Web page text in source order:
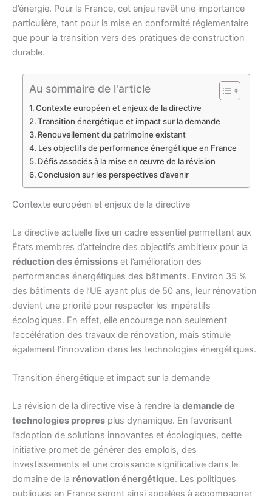
d’énergie. Pour la France, cet enjeu revêt une importance
particulière, tant pour la mise en conformité réglementaire
que pour la transition vers des pratiques de construction
durable.
Au sommaire de l'article
Contexte européen et enjeux de la directive
Transition énergétique et impact sur la demande
Renouvellement du patrimoine existant
Les objectifs de performance énergétique en France
Défis associés à la mise en œuvre de la révision
Conclusion sur les perspectives d’avenir
Contexte européen et enjeux de la directive
La directive actuelle fixe un cadre essentiel permettant aux
États membres d’atteindre des objectifs ambitieux pour la
réduction des émissions et l’amélioration des
performances énergétiques des bâtiments. Environ 35 %
des bâtiments de l’UE ayant plus de 50 ans, leur rénovation
devient une priorité pour respecter les impératifs
écologiques. En effet, elle encourage non seulement
l’accélération des travaux de rénovation, mais stimule
également l’innovation dans les technologies énergétiques.
Transition énergétique et impact sur la demande
La révision de la directive vise à rendre la demande de
technologies propres plus dynamique. En favorisant
l’adoption de solutions innovantes et écologiques, cette
initiative promet de générer des emplois, des
investissements et une croissance significative dans le
domaine de la rénovation énergétique. Les politiques
publiques en France seront ainsi appelées à accompagner